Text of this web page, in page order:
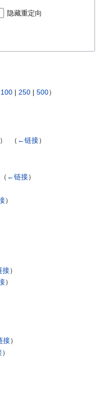
隐藏重定向
100 | 250 | 500）
（ ←链接）
（ ←链接）
）
接）
）
接）
）